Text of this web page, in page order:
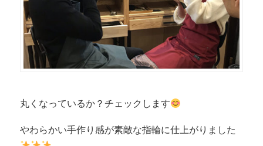
丸くなっているか？チェックします
やわらかい手作り感が素敵な指輪に仕上がりました